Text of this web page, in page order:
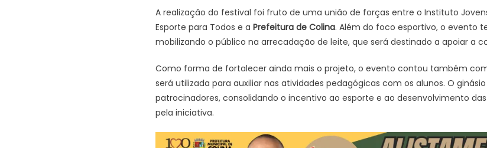
A realização do festival foi fruto de uma união de forças entre o Instituto
Esporte para Todos e a Prefeitura de Colina. Além do foco esportivo, o evento
mobilizando o público na arrecadação de leite, que será destinado a apoiar a
Como forma de fortalecer ainda mais o projeto, o evento contou também
será utilizada para auxiliar nas atividades pedagógicas com os alunos. O
patrocinadores, consolidando o incentivo ao esporte e ao desenvolvimento
pela iniciativa.